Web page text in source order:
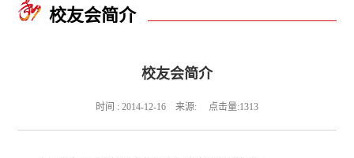
校友会简介
校友会简介
时间 : 2014-12-16 来源: 点击量:1313